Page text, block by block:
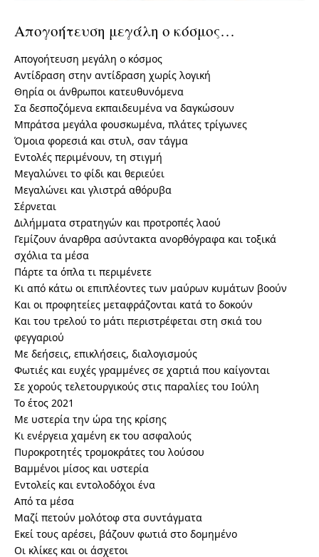
Απογοήτευση μεγάλη ο κόσμος…
Απογοήτευση μεγάλη ο κόσμος
Αντίδραση στην αντίδραση χωρίς λογική
Θηρία οι άνθρωποι κατευθυνόμενα
Σα δεσποζόμενα εκπαιδευμένα να δαγκώσουν
Μπράτσα μεγάλα φουσκωμένα, πλάτες τρίγωνες
Όμοια φορεσιά και στυλ, σαν τάγμα
Εντολές περιμένουν, τη στιγμή
Μεγαλώνει το φίδι και θεριεύει
Μεγαλώνει και γλιστρά αθόρυβα
Σέρνεται
Διλήμματα στρατηγών και προτροπές λαού
Γεμίζουν άναρθρα ασύντακτα ανορθόγραφα και τοξικά
σχόλια τα μέσα
Πάρτε τα όπλα τι περιμένετε
Κι από κάτω οι επιπλέοντες των μαύρων κυμάτων βοούν
Και οι προφητείες μεταφράζονται κατά το δοκούν
Και του τρελού το μάτι περιστρέφεται στη σκιά του
φεγγαριού
Με δεήσεις, επικλήσεις, διαλογισμούς
Φωτιές και ευχές γραμμένες σε χαρτιά που καίγονται
Σε χορούς τελετουργικούς στις παραλίες του Ιούλη
Το έτος 2021
Με υστερία την ώρα της κρίσης
Κι ενέργεια χαμένη εκ του ασφαλούς
Πυροκροτητές τρομοκράτες του λούσου
Βαμμένοι μίσος και υστερία
Εντολείς και εντολοδόχοι ένα
Από τα μέσα
Μαζί πετούν μολότοφ στα συντάγματα
Εκεί τους αρέσει, βάζουν φωτιά στο δομημένο
Οι κλίκες και οι άσχετοι